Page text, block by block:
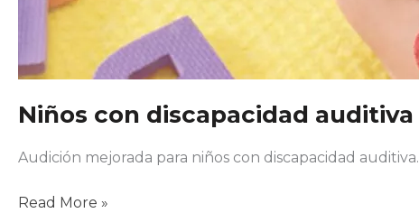
Niños con discapacidad auditiva
Audición mejorada para niños con discapacidad auditiva.
Niños
Read More »